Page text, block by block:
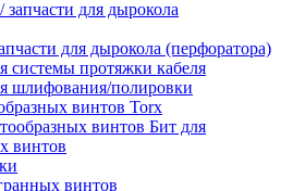
для дырокола (перфоратора)
системы протяжки кабеля
шлифования/полировки
винтов Torx
Бит для
винтов
винтов